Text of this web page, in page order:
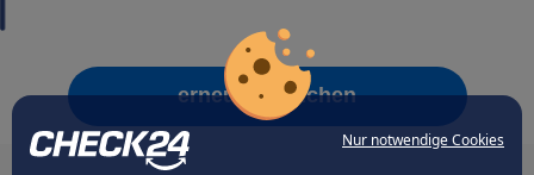
Nur notwendige Cookies
erneut versuchen